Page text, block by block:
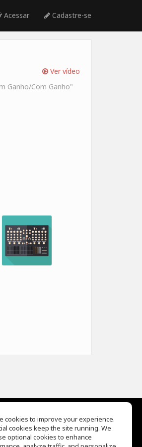
Acessar Cadastre-se
Ver vídeo
Ganho/Com Ganho"
Ear Training
Machine
cookies to improve your experience.
cookies keep the site running. We
optional cookies to enhance